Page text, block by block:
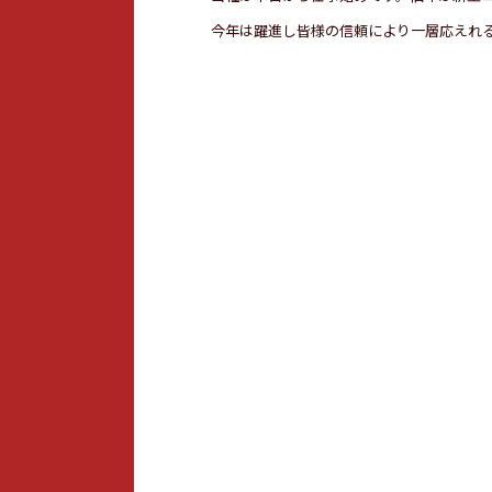
今年は躍進し皆様の信頼により一層応えれ